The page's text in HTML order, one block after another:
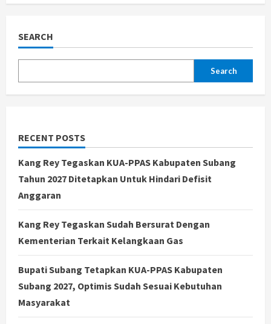
SEARCH
Search
RECENT POSTS
Kang Rey Tegaskan KUA-PPAS Kabupaten Subang
Tahun 2027 Ditetapkan Untuk Hindari Defisit
Anggaran
Kang Rey Tegaskan Sudah Bersurat Dengan
Kementerian Terkait Kelangkaan Gas
Bupati Subang Tetapkan KUA-PPAS Kabupaten
Subang 2027, Optimis Sudah Sesuai Kebutuhan
Masyarakat